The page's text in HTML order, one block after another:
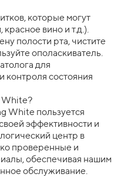
которые могут
вино и т.д.).
полости рта, чистите
ополаскиватель.
для
контроля состояния
White?
White пользуется
эффективности и
центр в
проверенные и
обеспечивая нашим
обслуживание.